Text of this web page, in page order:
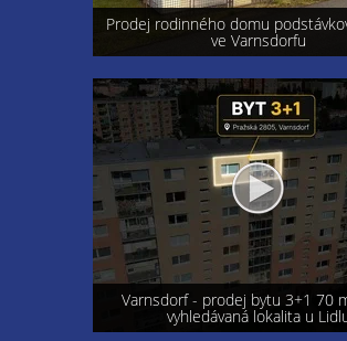
Prodej rodinného domu
ve Varnsdorfu
Varnsdorf - prodej bytu 3+1 70
vyhledávaná lokalita u